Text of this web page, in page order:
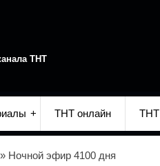
ТНТ
ТНТ онлайн ТНТ
» Ночной эфир 4100 дня